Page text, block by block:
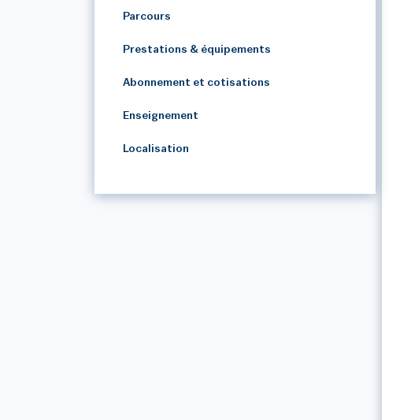
Parcours
Prestations & équipements
Abonnement et cotisations
Enseignement
Localisation